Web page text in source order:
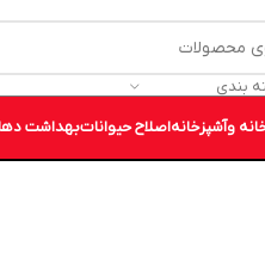
بندی
وآشپزخانهاصلاح حیواناتبهداشت